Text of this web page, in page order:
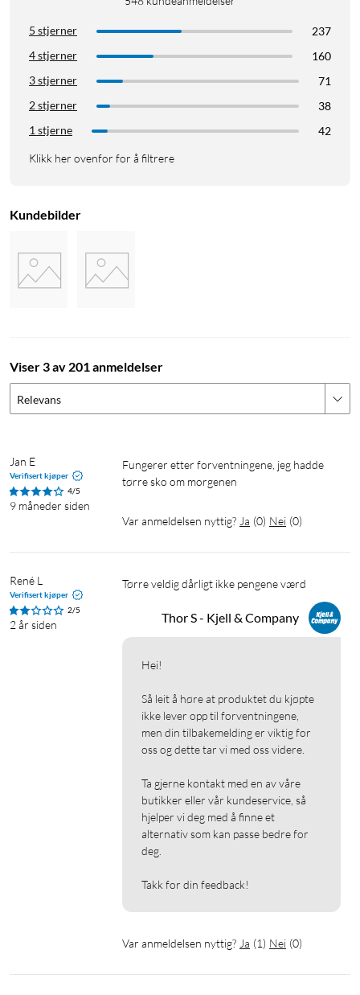
5 stjerner
237
4 stjerner
160
3 stjerner
71
2 stjerner
38
1 stjerne
42
Klikk her ovenfor for å filtrere
Kundebilder
Viser 3 av 201 anmeldelser
Relevans
Jan E
Verifisert kjøper
4/5
9 måneder siden
Fungerer etter forventningene, jeg hadde
tørre sko om morgenen
Var anmeldelsen nyttig? Ja (0) Nei (0)
René L
Verifisert kjøper
2/5
2 år siden
Tørre veldig dårligt ikke pengene værd
Thor S - Kjell & Company
Hei!
Så leit å høre at produktet du kjøpte
ikke lever opp til forventningene,
men din tilbakemelding er viktig for
oss og dette tar vi med oss videre.
Ta gjerne kontakt med en av våre
butikker eller vår kundeservice, så
hjelper vi deg med å finne et
alternativ som kan passe bedre for
deg.
Takk for din feedback!
Var anmeldelsen nyttig? Ja (1) Nei (0)